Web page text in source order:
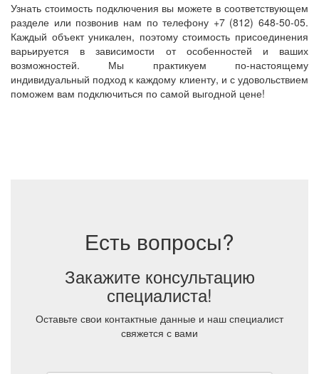
Узнать стоимость подключения вы можете в соответствующем
разделе или позвонив нам по телефону +7 (812) 648-50-05.
Каждый объект уникален, поэтому стоимость присоединения
варьируется в зависимости от особенностей и ваших
возможностей. Мы практикуем по-настоящему
индивидуальный подход к каждому клиенту, и с удовольствием
поможем вам подключиться по самой выгодной цене!
Есть вопросы?
Закажите консультацию
специалиста!
Оставьте свои контактные данные и наш специалист
свяжется с вами